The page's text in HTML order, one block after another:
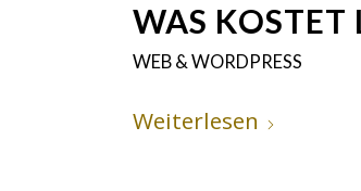
WAS KOSTET
WEB & WORDPRESS
Weiterlesen